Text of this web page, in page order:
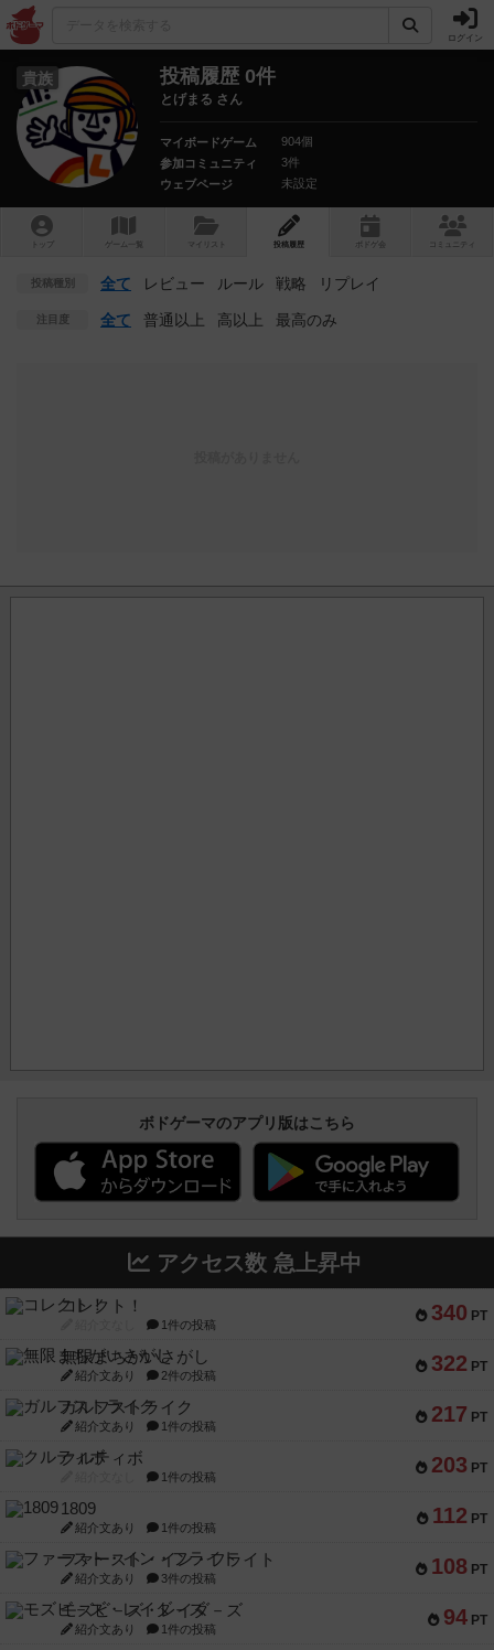
ログイン
貴族 投稿履歴 0件
とげまる さん
マイボードゲーム
904個
参加コミュニティ
3件
ウェブページ
未設定
トップ ゲーム一覧 マイリスト 投稿履歴 ボ ドゲ コミュニティ
投稿種別 全て レビュー ルール 戦略 リプレイ
注目度 全て 普通以上 高以上 最高のみ
ボドゲーマのアプリ版はこちら
アクセス数 急上昇中
340 PT
コレクト！
1件の投稿
322 PT
無限まちがいさがし
紹介文あり 2件の投稿
217 PT
ガルフストライク
紹介文あり 1件の投稿
203 PT
クルティボ
1件の投稿
112 PT
1809
紹介文あり 1件の投稿
108 PT
ファースト・イン・フライト
紹介文あり 3件の投稿
94 PT
モズビ－ズ・レイダ－ズ
紹介文あり 1件の投稿